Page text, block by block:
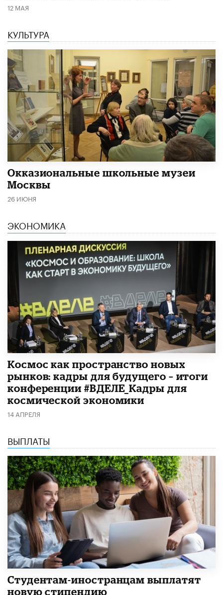
12 МАЯ
КУЛЬТУРА
​Окказиональные школьные музеи
Москвы
26 ИЮНЯ
ЭКОНОМИКА
Космос как пространство новых
рынков: кадры для будущего – итоги
конференции #ВДЕЛЕ_Кадры для
космической экономики
14 АПРЕЛЯ
ВЫПЛАТЫ
Студентам-иностранцам выплатят
новую стипендию